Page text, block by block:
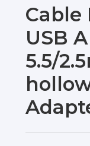
Cable
USB A
5.5/